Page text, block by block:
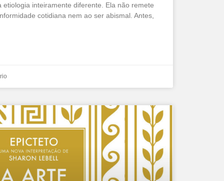
etiologia inteiramente diferente. Ela não remete
cotidiana nem ao ser abismal. Antes,